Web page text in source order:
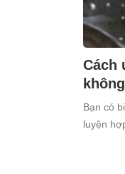
Cách
Bạn có
luyện